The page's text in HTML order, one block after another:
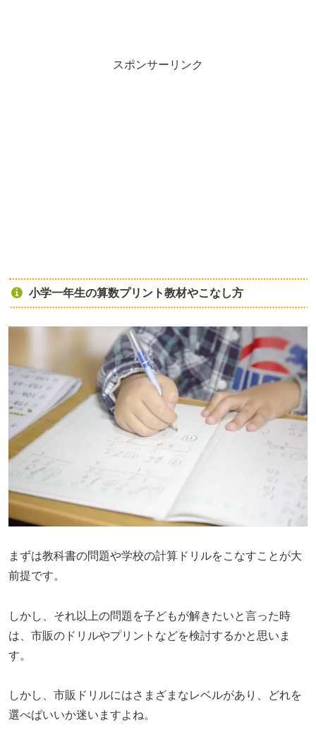
スポンサーリンク
小学一年生の算数プリント教材やこなし方
まずは教科書の問題や学校の計算ドリルをこなすことが大
前提です。
しかし、それ以上の問題を子どもが解きたいと言った時
は、市販のドリルやプリントなどを検討するかと思いま
す。
しかし、市販ドリルにはさまざまなレベルがあり、どれを
選べばいいか迷いますよね。